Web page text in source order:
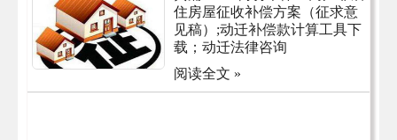
住房屋征收补偿方案（征求意
见稿）;动迁补偿款计算工具下
载；动迁法律咨询
阅读全文 »